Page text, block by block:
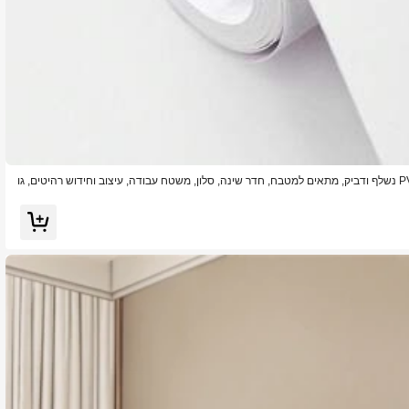
גליל אחד נייר מגע בצבע כחול מט, טפט PVC נשלף ודביק, מתאים למטבח, חדר שינה, סלון, משטח עבודה, עיצוב וחידוש רהיטים, גו